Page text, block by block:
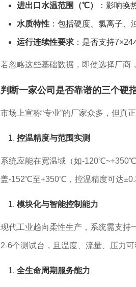
进出口水温范围（℃） ：影响换
水质特性：包括硬度、氯离子、
运行连续性要求：是否支持7×24
若忽略这些基础数据，即使选择厂商
判断一家公司是否靠谱的三个硬
市场上宣称“专业”的厂家众多，但真
控温精度与范围实测
系统应能在宽温域（如-
盖-152℃至+350℃，控温精度可达
模块化与智能控制能力
现代工业趋向柔性生产，系统需支持
2-6个测试台，且温度、流量、压力
全生命周期服务能力